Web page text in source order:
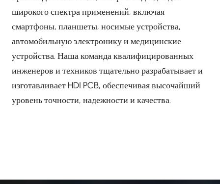
широкого спектра применений, включая
смартфоны, планшеты, носимые устройства,
автомобильную электронику и медицинские
устройства. Наша команда квалифицированных
инженеров и техников тщательно разрабатывает и
изготавливает HDI PCB, обеспечивая высочайший
уровень точности, надежности и качества.